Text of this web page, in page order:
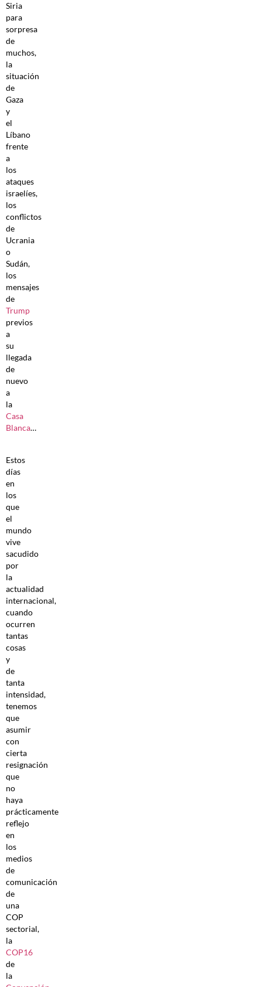
Siria
para
sorpresa
de
muchos,
la
situación
de
Gaza
y
el
Líbano
frente
a
los
ataques
israelíes,
los
conflictos
de
Ucrania
o
Sudán,
los
mensajes
de
Trump
previos
a
su
llegada
de
nuevo
a
la
Casa
Blanca…
Estos
días
en
los
que
el
mundo
vive
sacudido
por
la
actualidad
internacional,
cuando
ocurren
tantas
cosas
y
de
tanta
intensidad,
tenemos
que
asumir
con
cierta
resignación
que
no
haya
prácticamente
reflejo
en
los
medios
de
comunicación
de
una
COP
sectorial,
la
COP16
de
la